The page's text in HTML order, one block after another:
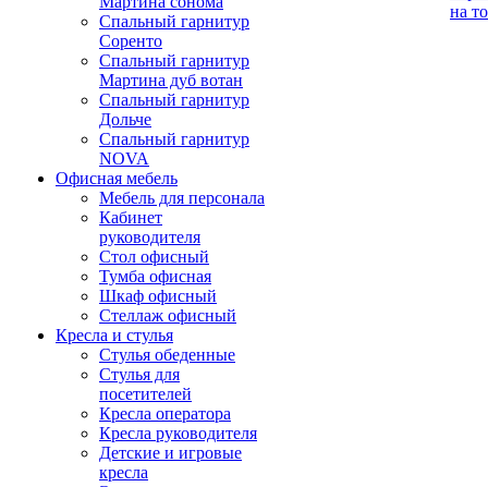
Спальный гарнитур
Соренто
Спальный гарнитур
Мартина дуб вотан
Спальный гарнитур
Дольче
Спальный гарнитур
NOVA
Офисная мебель
Мебель для персонала
Кабинет
руководителя
Стол офисный
Тумба офисная
Шкаф офисный
Стеллаж офисный
Кресла и стулья
Стулья обеденные
Стулья для
посетителей
Кресла оператора
Кресла руководителя
Детские и игровые
кресла
на